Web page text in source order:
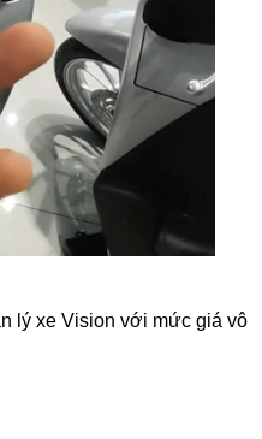
lý xe Vision với mức giá vô